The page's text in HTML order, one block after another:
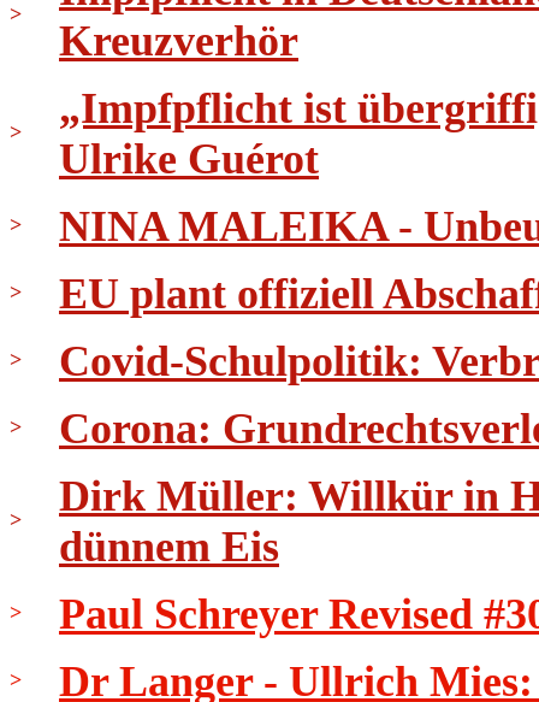
>
Kreuzverhör
>
„Impfpflicht ist
Ulrike Guérot
> NINA MALEIKA -
> EU plant offiziell
> Covid-Schulpolitik:
> Corona:
>
Dirk Müller: Willkür in
dünnem Eis
> Paul Schreyer Revised
> Dr Langer - Ullrich